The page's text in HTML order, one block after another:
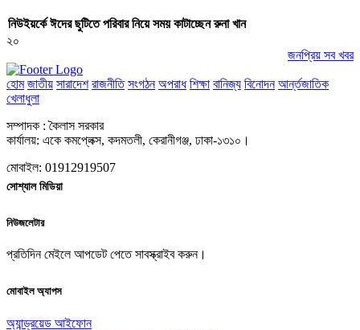
নিউইয়র্কে ঈদের ছুটিতে পরিবার নিয়ে সময় কাটাচ্ছেন রুনা খান
২০
জনপ্রিয় সব খবর
হোম জাতীয় সারাদেশ রাজনীতি সংগঠন অপরাধ শিক্ষা বানিজ্য বিনোদন আর্ন্তজাতিক
খেলাধুলা
সম্পাদক : কৈলাস সরকার
কার্যালয়: একে কমপ্লেক্স, কদমতলী, কেরানীগঞ্জ, ঢাকা-১৩১০।
মোবাইল: 01912919507
সোশ্যাল মিডিয়া
নিউজলেটার
প্রতিদিন মেইলে আপডেট পেতে সাবস্ক্রাইব করুন।
মোবাইল অ্যাপস
অ্যান্ড্রয়েড আইফোন